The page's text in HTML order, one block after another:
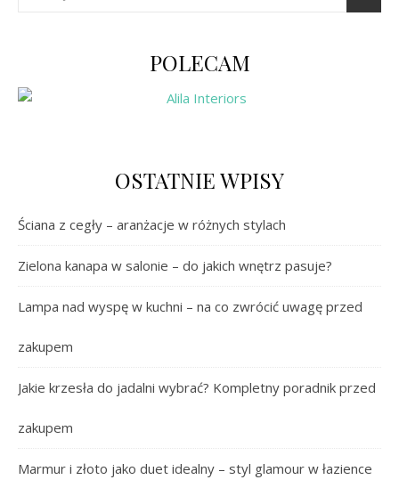
POLECAM
OSTATNIE WPISY
Ściana z cegły – aranżacje w różnych stylach
Zielona kanapa w salonie – do jakich wnętrz pasuje?
Lampa nad wyspę w kuchni – na co zwrócić uwagę przed
zakupem
Jakie krzesła do jadalni wybrać? Kompletny poradnik przed
zakupem
Marmur i złoto jako duet idealny – styl glamour w łazience